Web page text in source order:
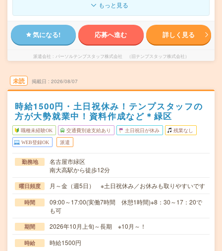
もっと見る
気になる! 応募へ進む 詳しく見る
派遣会社 パーソルテンプスタッフ株式会社 （旧テンプスタッフ株式会社）
未読 掲載日 2026/08/07
時給1500円・土日祝休み！テンプスタッフの
方が大勢就業中！資料作成など＊緑区
職種未経験OK 交通費別途支給あり 土日祝日が休み 残業なし
WEB登録OK 派遣
勤務地
名古屋市緑区
南大高駅から徒歩12分
曜日頻度 月～金（週5日） ※土日祝休み／お休みも取りやすいです
時間
09:00～17:00(実働7時間 休憩1時間)※8：30～17：20で
も可
期間 2026年10月上旬～長期 ※10月～！
時給 時給1500円